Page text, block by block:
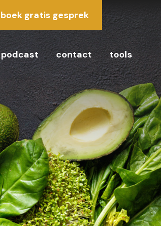
boek gratis gesprek
podcast contact tools